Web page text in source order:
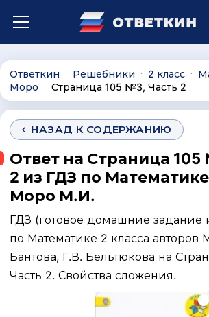
Ответкин ∙ Решебники ∙ 2 класс ∙
Моро ∙ Страница 105 №3, Часть 2
НАЗАД К СОДЕРЖАНИЮ
Ответ на Страница 105
2 из ГДЗ по Математике
Моро М.И.
ГДЗ (готовое домашние задание
по Математике 2 класса
Бантова, Г.В. Бельтюкова на
Часть 2. Свойства сложения.